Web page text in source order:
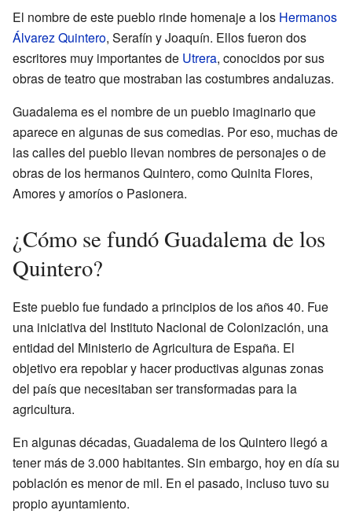
El nombre de este pueblo rinde homenaje a los Hermanos
Álvarez Quintero, Serafín y Joaquín. Ellos fueron dos
escritores muy importantes de Utrera, conocidos por sus
obras de teatro que mostraban las costumbres andaluzas.
Guadalema es el nombre de un pueblo imaginario que
aparece en algunas de sus comedias. Por eso, muchas de
las calles del pueblo llevan nombres de personajes o de
obras de los hermanos Quintero, como Quinita Flores,
Amores y amoríos o Pasionera.
¿Cómo se fundó Guadalema de los
Quintero?
Este pueblo fue fundado a principios de los años 40. Fue
una iniciativa del Instituto Nacional de Colonización, una
entidad del Ministerio de Agricultura de España. El
objetivo era repoblar y hacer productivas algunas zonas
del país que necesitaban ser transformadas para la
agricultura.
En algunas décadas, Guadalema de los Quintero llegó a
tener más de 3.000 habitantes. Sin embargo, hoy en día su
población es menor de mil. En el pasado, incluso tuvo su
propio ayuntamiento.